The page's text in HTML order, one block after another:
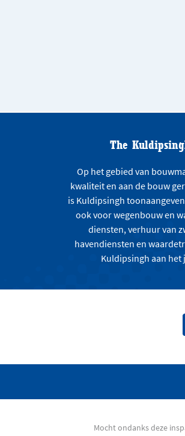
The
Op het gebied van
kwaliteit en aan de bouw
is Kuldipsingh
ook voor wegenbouw en
diensten, verhuur van
havendiensten en
Kuldipsingh aan het
Mocht ondanks deze